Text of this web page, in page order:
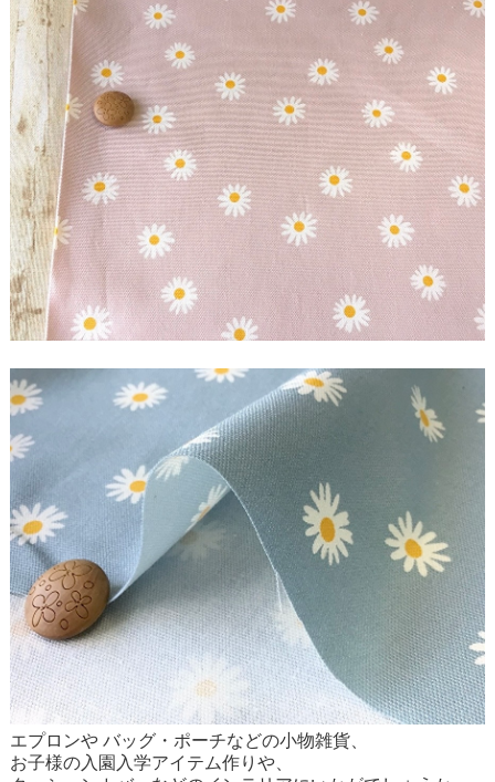
エプロンや バッグ・ポーチなどの小物雑貨、
お子様の入園入学アイテム作りや、